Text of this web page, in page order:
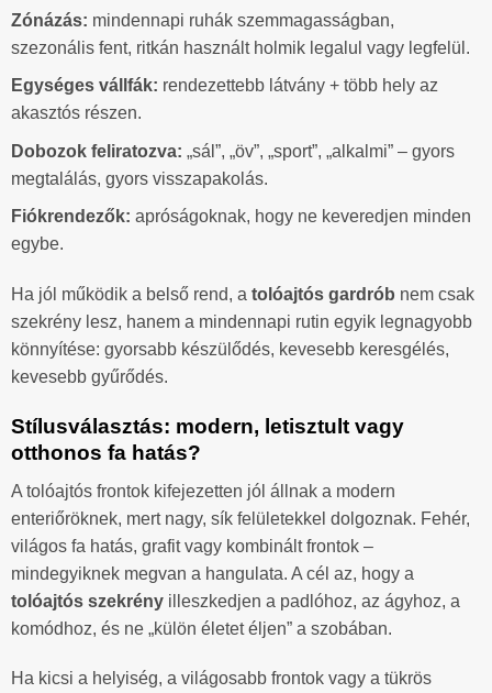
Zónázás: mindennapi ruhák szemmagasságban,
szezonális fent, ritkán használt holmik legalul vagy legfelül.
Egységes vállfák: rendezettebb látvány + több hely az
akasztós részen.
Dobozok feliratozva: „sál”, „öv”, „sport”, „alkalmi” – gyors
megtalálás, gyors visszapakolás.
Fiókrendezők: apróságoknak, hogy ne keveredjen minden
egybe.
Ha jól működik a belső rend, a tolóajtós gardrób nem csak
szekrény lesz, hanem a mindennapi rutin egyik legnagyobb
könnyítése: gyorsabb készülődés, kevesebb keresgélés,
kevesebb gyűrődés.
Stílusválasztás: modern, letisztult vagy
otthonos fa hatás?
A tolóajtós frontok kifejezetten jól állnak a modern
enteriőröknek, mert nagy, sík felületekkel dolgoznak. Fehér,
világos fa hatás, grafit vagy kombinált frontok –
mindegyiknek megvan a hangulata. A cél az, hogy a
tolóajtós szekrény illeszkedjen a padlóhoz, az ágyhoz, a
komódhoz, és ne „külön életet éljen” a szobában.
Ha kicsi a helyiség, a világosabb frontok vagy a tükrös